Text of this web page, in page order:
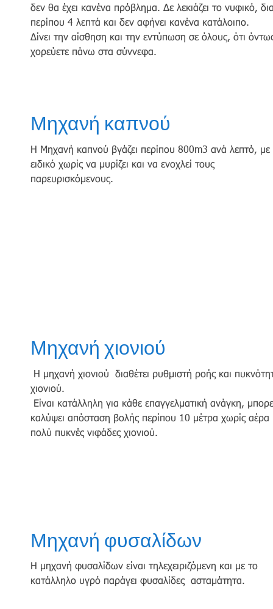
δεν θα έχει κανένα πρόβλημα. Δε λεκιάζει το νυφικό,
περίπου 4 λεπτά και δεν αφήνει κανένα κατάλοιπο.
Δίνει την αίσθηση και την εντύπωση σε όλους, ότι
χορεύετε πάνω στα σύννεφα.
Μηχανή καπνού
Η Μηχανή καπνού βγάζει περίπου 800m3 ανά λεπτό, με
ειδικό χωρίς να μυρίζει και να ενοχλεί τους
παρευρισκόμενους.
Μηχανή χιονιού
H μηχανή χιονιού διαθέτει ρυθμιστή ροής και
χιονιού.
Είναι κατάλληλη για κάθε επαγγελματική ανάγκη,
καλύψει απόσταση βολής περίπου 10 μέτρα χωρίς αέρα
πολύ πυκνές νιφάδες χιονιού.
Μηχανή φυσαλίδων
Η μηχανή φυσαλίδων είναι τηλεχειριζόμενη και με το
κατάλληλο υγρό παράγει φυσαλίδες ασταμάτητα.